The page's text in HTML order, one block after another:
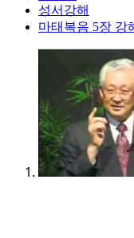
성서강해
마태복음 5장 강